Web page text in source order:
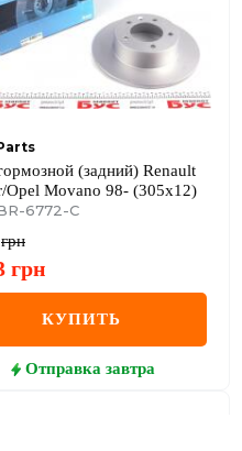
(задний) Renault
Opel Movano 98- (305x12)
6772-C
грн
грн
КУПИТЬ
Отправка завтра